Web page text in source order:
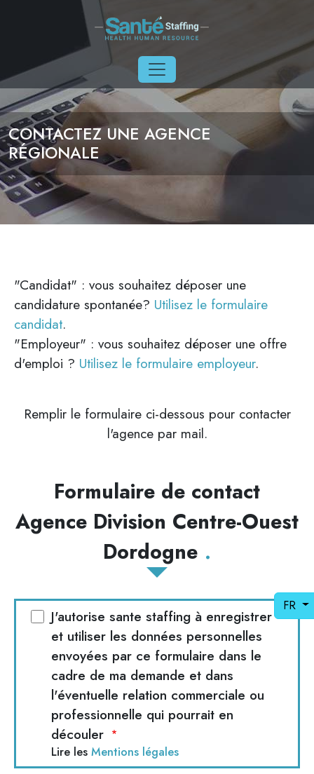
Aller au contenu principal
FR
CONTACTEZ UNE AGENCE
RÉGIONALE
"Candidat" : vous souhaitez déposer une
candidature spontanée? Utilisez le formulaire
candidat.
"Employeur" : vous souhaitez déposer une offre
d'emploi ? Utilisez le formulaire employeur.
Remplir le formulaire ci-dessous pour contacter
l'agence par mail.
Formulaire de contact
Agence Division Centre-Ouest
Dordogne
J'autorise sante staffing à enregistrer
et utiliser les données personnelles
envoyées par ce formulaire dans le
cadre de ma demande et dans
l'éventuelle relation commerciale ou
professionnelle qui pourrait en
découler
Lire les Mentions légales